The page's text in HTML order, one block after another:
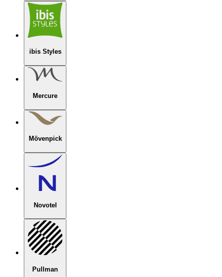
ibis Styles
Mercure
Mövenpick
Novotel
Pullman